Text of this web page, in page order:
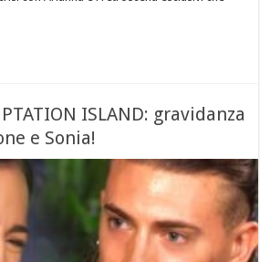
ISLAND: gravidanza
e Sonia!